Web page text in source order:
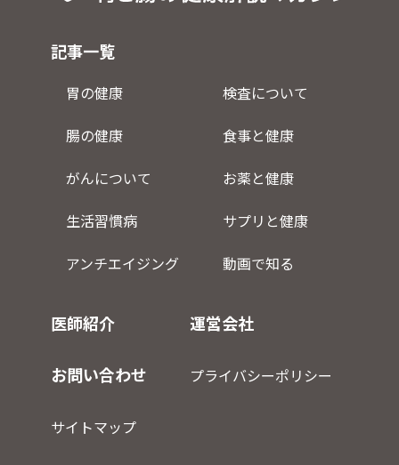
記事一覧
胃の健康
検査について
腸の健康
食事と健康
がんについて
お薬と健康
生活習慣病
サプリと健康
アンチエイジング
動画で知る
医師紹介 運営会社
お問い合わせ プライバシーポリシー
サイトマップ